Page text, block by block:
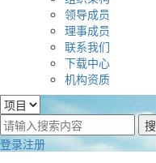
领导成员
理事成员
联系我们
下载中心
机构资质
登录注册